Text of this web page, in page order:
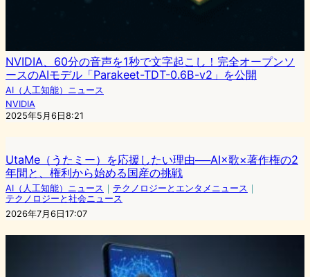
NVIDIA、60分の音声を1秒で文字起こし！完全オープンソ
ースのAIモデル「Parakeet-TDT-0.6B-v2」を公開
AI（人工知能）ニュース
NVIDIA
2025年5月6日8:21
UtaMe（うたミー）を応援したい理由──AI×歌×著作権の2
年間と、権利から始める国産の挑戦
AI（人工知能）ニュース ｜ テクノロジーとエンタメニュース ｜
テクノロジーと社会ニュース
2026年7月6日17:07